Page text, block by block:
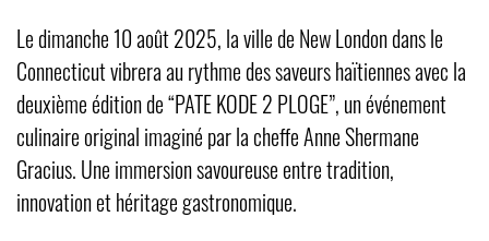
Le dimanche 10 août 2025, la ville de New London dans le
Connecticut vibrera au rythme des saveurs haïtiennes avec la
deuxième édition de “PATE KODE 2 PLOGE”, un événement
culinaire original imaginé par la cheffe Anne Shermane
Gracius. Une immersion savoureuse entre tradition,
innovation et héritage gastronomique.